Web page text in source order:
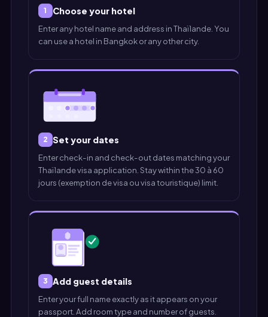
1 Choose your hotel
Enter any hotel name and address in Thaïlande. You
can use a hotel in Bangkok or any other city.
2 Set your dates
Enter check-in and check-out dates matching your
Thaïlande visa application. Stay within the 30 à 60
jours (exemption de visa ou visa touristique) limit.
3 Add guest details
Enter your full name exactly as it appears on your
passport. Add room type and number of guests.